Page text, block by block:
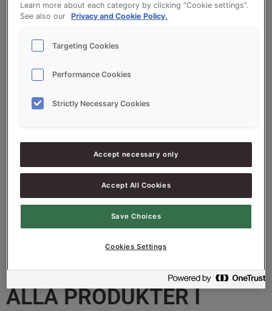
ALLA PRODUKTER I
Learn more about each category by clicking “Cookie settings”.
See also our
Privacy and Cookie Policy.
Targeting Cookies
Performance Cookies
Strictly Necessary Cookies
Accept necessary only
Accept All Cookies
Save Choices
Cookies Settings